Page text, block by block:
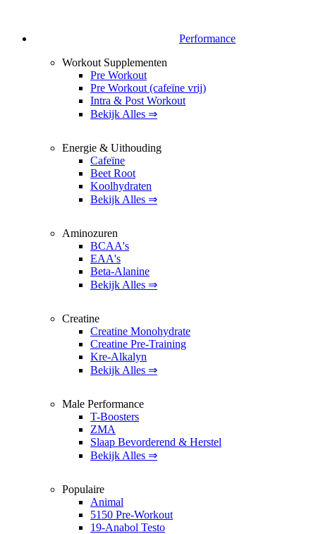
Performance
Workout Supplementen
Pre Workout
Pre Workout (cafeïne vrij)
Intra & Post Workout
Bekijk Alles ⇒
Energie & Uithouding
Cafeïne
Beet Root
Koolhydraten
Bekijk Alles ⇒
Aminozuren
BCAA's
EAA's
Beta-Alanine
Bekijk Alles ⇒
Creatine
Creatine Monohydrate
Creatine Pre-Training
Kre-Alkalyn
Bekijk Alles ⇒
Male Performance
T-Boosters
ZMA
Slaap Bevorderend & Herstel
Bekijk Alles ⇒
Populaire
Animal
5150 Pre-Workout
19-Anabol Testo